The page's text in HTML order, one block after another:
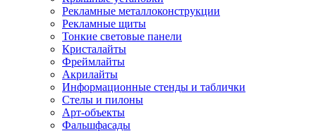
Рекламные металлоконструкции
Рекламные щиты
Тонкие световые панели
Кристалайты
Фреймлайты
Акрилайты
Информационные стенды и таблички
Стелы и пилоны
Арт-объекты
Фальшфасады